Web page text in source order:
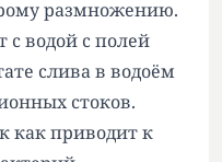
размножению.
с водой с полей
слива в водоём
стоков.
как приводит к